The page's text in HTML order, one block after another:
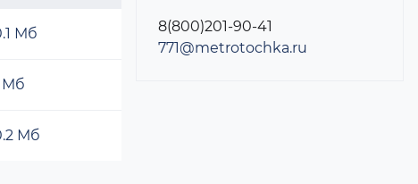
Мб
Мб
Мб
8(800)201-90-41
771@metrotochka.ru